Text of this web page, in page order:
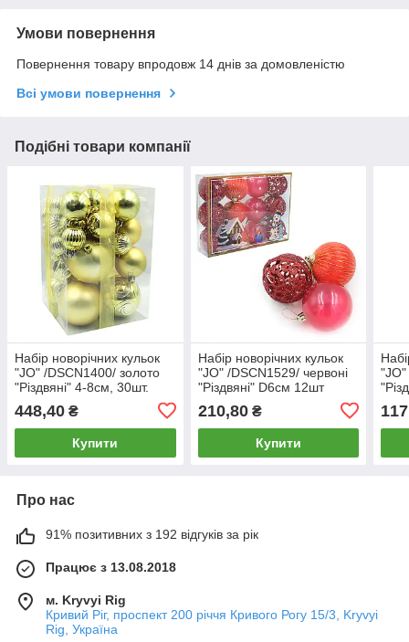
Умови повернення
Повернення товару впродовж 14 днів за домовленістю
Всі умови повернення
Подібні товари компанії
Набір новорічних кульок
"JO" /DSCN1400/ золото
"Різдвяні" 4-8см, 30шт.
448,40 ₴
Купити
Набір новорічних кульок
"JO" /DSCN1529/ червоні
"Різдвяні" D6см 12шт
210,80₴
Купити
Про нас
91% позитивних з 192 відгуків за рік
Працює з 13.08.2018
м. Kryvyi Rig
Кривий Ріг, проспект 200 річчя Кривого Рогу 15/3, Kryvyi
Rig, Україна